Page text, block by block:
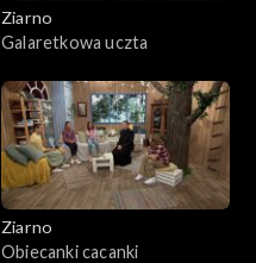
Ziarno
Galaretkowa uczta
Ziarno
Obiecanki cacanki